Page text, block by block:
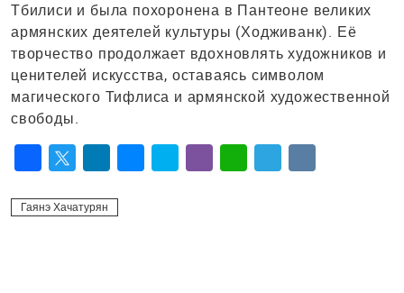
Тбилиси и была похоронена в Пантеоне великих
армянских деятелей культуры (Ходживанк). Её
творчество продолжает вдохновлять художников и
ценителей искусства, оставаясь символом
магического Тифлиса и армянской художественной
свободы.
Гаянэ Хачатурян